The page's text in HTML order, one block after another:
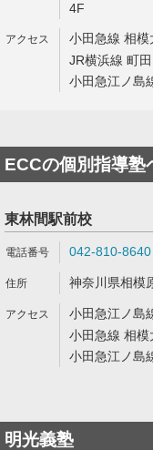
4F
小田急線 相
JR横浜線 町
小田急江ノ島
ECCの個別指導塾
東林間駅前校
042-810-8640
神奈川県相模
小田急江ノ島
小田急線 相
小田急江ノ島
明光義塾